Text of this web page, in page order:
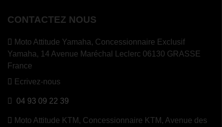
CONTACTEZ NOUS
Moto Attitude Yamaha, Concessionnaire Exclusif
Yamaha, 14 Avenue Maréchal Leclerc 06130 GRASSE
France
Ecrivez-nous
04 93 09 22 39
Moto Attitude KTM, Concessionnaire KTM, Avenue des